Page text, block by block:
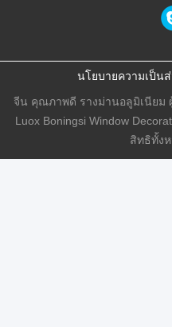
นโยบายความเป็น
จีน คุณภาพดี รางม่านอลูมิเนียม
Luox Boningsi Window
สิทธิทั้งห